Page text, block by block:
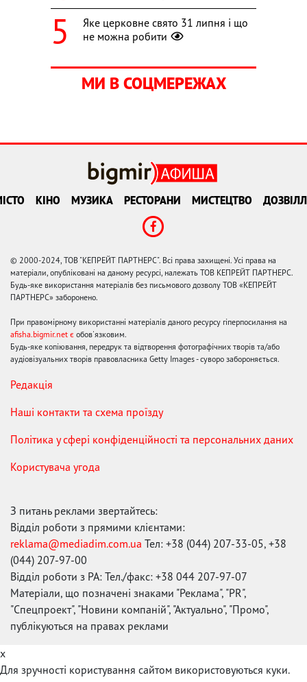
Яке церковне свято 31 липня і що
не можна робити
МИ В СОЦМЕРЕЖАХ
КІНО МУЗИКА РЕСТОРАНИ МИСТЕЦТВО
© 2000-2024, ТОВ "КЕПРЕЙТ ПАРТНЕРС". Всі права захищені. Усі права на
матеріали, опубліковані на даному ресурсі, належать ТОВ КЕПРЕЙТ ПАРТНЕРС.
Будь-яке використання матеріалів без письмового дозволу ТОВ «КЕПРЕЙТ
ПАРТНЕРС» заборонено.
При правомірному використанні матеріалів даного ресурсу гіперпосилання на
afisha.bigmir.net є обов'язковим.
Будь-яке копіювання, передрук та відтворення фотографічних творів та/або
аудіовізуальних творів правовласника Getty Images - суворо забороняється.
Редакція
Наші контакти та схема проїзду
Політика у сфері конфіденційності та персональних даних
Користувача угода
З питань реклами звертайтесь:
Відділ роботи з прямими клієнтами:
reklama@mediadim.com.ua Тел: +38 (044) 207-33-05, +38
(044) 207-97-00
Відділ роботи з РА: Тел./факс: +38 044 207-97-07
Матеріали, що позначені знаками "Реклама", "PR",
"Спецпроект", "Новини компаній", "Актуально", "Промо",
публікуються на правах реклами
x
Для зручності користування сайтом використовуються куки.